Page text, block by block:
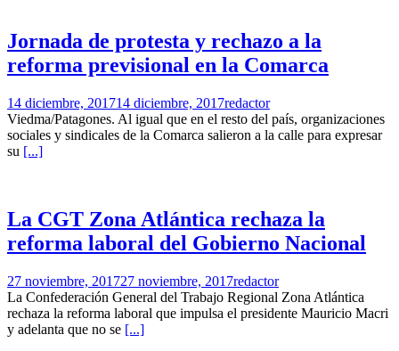
Jornada de protesta y rechazo a la
reforma previsional en la Comarca
14 diciembre, 201714 diciembre, 2017redactor
Viedma/Patagones. Al igual que en el resto del país, organizaciones
sociales y sindicales de la Comarca salieron a la calle para expresar
su [...]
La CGT Zona Atlántica rechaza la
reforma laboral del Gobierno Nacional
27 noviembre, 201727 noviembre, 2017redactor
La Confederación General del Trabajo Regional Zona Atlántica
rechaza la reforma laboral que impulsa el presidente Mauricio Macri
y adelanta que no se [...]